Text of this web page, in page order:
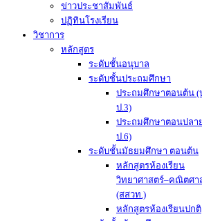
ข่าวประชาสัมพันธ์
ปฏิทินโรงเรียน
วิชาการ
หลักสูตร
ระดับชั้นอนุบาล
ระดับชั้นประถมศึกษา
ประถมศึกษาตอนต้น (
ป.3)
ประถมศึกษาตอนปลา
ป.6)
ระดับชั้นมัธยมศึกษา ตอนต้น
หลักสูตรห้องเรียน
วิทยาศาสตร์–คณิตศา
(สสวท.)
หลักสูตรห้องเรียนปกติ